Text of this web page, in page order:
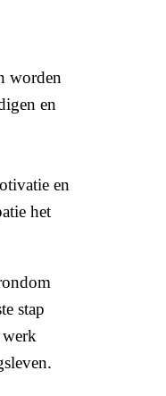
worden
en
en
het
stap